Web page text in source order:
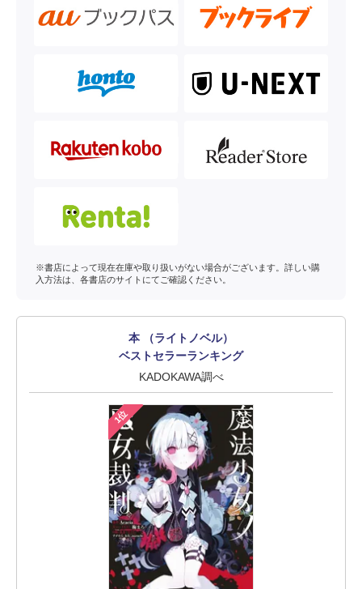
※書店によって現在在庫や取り扱いがない場合がございます。詳しい購
入方法は、各書店のサイトにてご確認ください。
本 （ライトノベル）
ベストセラーランキング
KADOKAWA調べ
1位